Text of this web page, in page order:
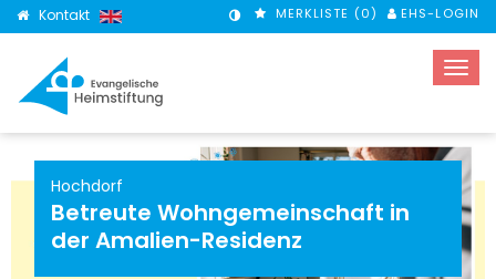
Kontakt
KONTRASTMODUS
MERKLISTE (0) EHS-LOGIN
Hochdorf
Betreute Wohngemeinschaft in
der Amalien-Residenz